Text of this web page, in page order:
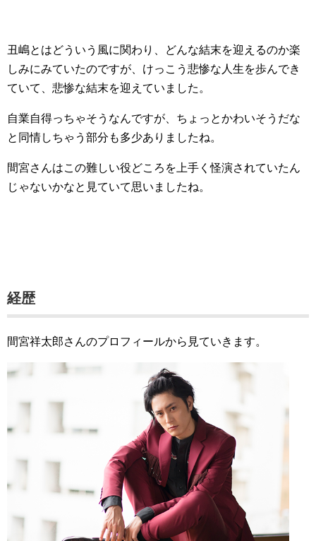
丑嶋とはどういう風に関わり、どんな結末を迎えるのか楽
しみにみていたのですが、けっこう悲惨な人生を歩んでき
ていて、悲惨な結末を迎えていました。
自業自得っちゃそうなんですが、ちょっとかわいそうだな
と同情しちゃう部分も多少ありましたね。
間宮さんはこの難しい役どころを上手く怪演されていたん
じゃないかなと見ていて思いましたね。
経歴
間宮祥太郎さんのプロフィールから見ていきます。